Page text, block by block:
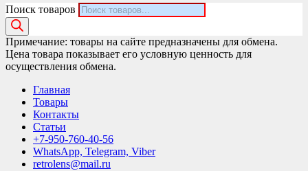
Поиск товаров
Примечание: товары на сайте предназначены для обмена.
Цена товара показывает его условную ценность для
осуществления обмена.
Главная
Товары
Контакты
Статьи
+7-950-760-40-56
WhatsApp, Telegram, Viber
retrolens@mail.ru